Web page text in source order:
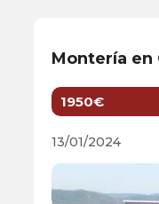
Montería en
1950€
13/01/2024